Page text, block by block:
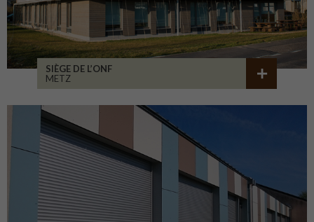
SIÈGE DE L’ONF
METZ